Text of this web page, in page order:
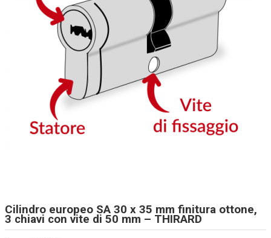
Cilindro europeo SA 30 x 35 mm finitura ottone,
3 chiavi con vite di 50 mm – THIRARD